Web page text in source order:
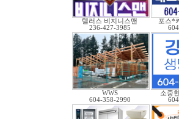
텔러스 비지니스맨
236-427-3985
포스*
WWS
604-358-2990
소중